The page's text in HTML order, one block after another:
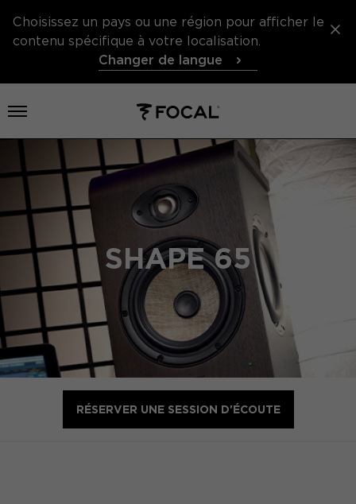
Choisissez un pays ou une région pour afficher le
contenu spécifique à votre localisation.
Changer de langue
Ouvrir le menu
SHAPE 65
RÉSERVER UNE SESSION D'ÉCOUTE